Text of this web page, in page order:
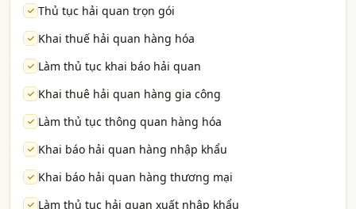
Thủ tục hải quan trọn gói
Khai thuế hải quan hàng hóa
Làm thủ tục khai báo hải quan
Khai thuê hải quan hàng gia công
Làm thủ tục thông quan hàng hóa
Khai báo hải quan hàng nhập khẩu
Khai báo hải quan hàng thương mại
Làm thủ tục hải quan xuất nhập khẩu